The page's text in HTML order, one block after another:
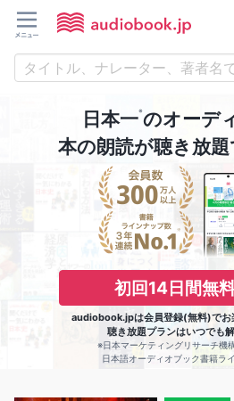
日本一※のオーデ
本の朗読が聴き放
初回14日間無
audiobook.jpは会員登録(無料)でお
聴き放題プランはいつでも解
※日本マーケティングリサーチ機
日本語オーディオブック書籍ラ